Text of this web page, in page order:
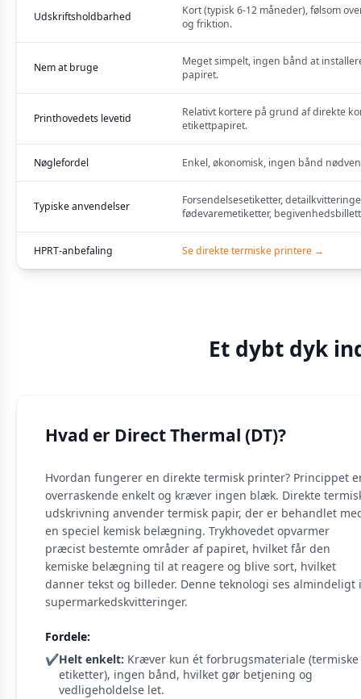
Udskriftsholdbarhed
Kort (typisk 6-12 måneder), følsom
og friktion.
Nem at bruge
Meget simpelt, ingen bånd at
papiret.
Printhovedets levetid
Relativt kortere på grund af direkte
etikettpapiret.
Nøglefordel Enkel, økonomisk, ingen bånd
Typiske anvendelser
Forsendelsesetiketter,
fødevaremetiketter,
HPRT-anbefaling Se direkte termiske printere →
Et dybt dyk
Hvad er Direct Thermal (DT)?
Hvordan fungerer en direkte termisk printer? Princippet
overraskende enkelt og kræver ingen blæk. Direkte
udskrivning anvender termisk papir, der er behandlet
en speciel kemisk belægning. Trykhovedet opvarmer
præcist bestemte områder af papiret, hvilket får den
kemiske belægning til at reagere og blive sort, hvilket
danner tekst og billeder. Denne teknologi ses almindeligt i
supermarkedskvitteringer.
Fordele:
✔️Helt enkelt: Kræver kun ét forbrugsmateriale (termiske
etiketter), ingen bånd, hvilket gør betjening og
vedligeholdelse let.